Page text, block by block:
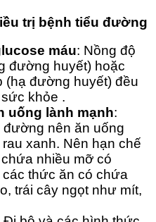
trị bệnh tiểu đường
máu: Nồng độ
đường huyết) hoặc
(hạ đường huyết) đều
khỏe .
uống lành mạnh:
nên ăn uống
xanh. Nên hạn chế
nhiều mỡ có
thức ăn có chứa
trái cây ngọt như mít,